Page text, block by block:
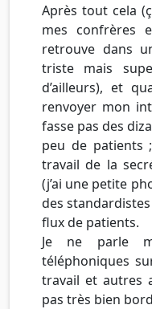
Après tout cela
mes confrères
retrouve dans
triste mais
d’ailleurs), et
renvoyer mon
fasse pas des
peu de patients
travail de la
(j’ai une petite
des
flux de patients.
Je ne parle
téléphoniques
travail et autres
pas très bien